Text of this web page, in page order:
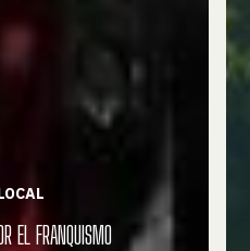
EL FRANQUISMO